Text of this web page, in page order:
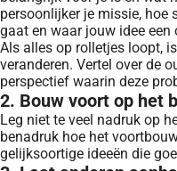
persoonlijker je missie, hoe
gaat en waar jouw idee een
Als alles op rolletjes loopt,
veranderen. Vertel over de
perspectief waarin deze
2. Bouw voort op het
Leg niet te veel nadruk op
benadruk hoe het
gelijksoortige ideeën die